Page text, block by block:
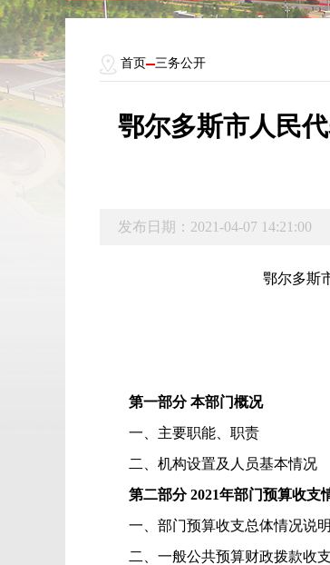
首页 三务公开
鄂尔多斯市人民
发布日期：2021-04-07 14:21:00
鄂尔多斯
第一部分 本部门概况
一、 主要职能、职责
二、 机构设置及人员基本情况
第二部分2021年部门预算收支
一、部门预算收支总体情况说明
二、 一般公共预算财政拨款收